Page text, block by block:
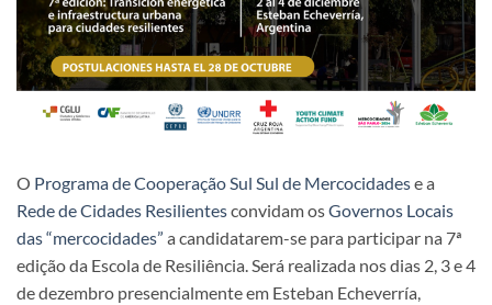
O Programa de Cooperação Sul Sul de Mercocidadese a
Rede de Cidades Resilientesconvidam osGovernos Locais
das “mercocidades” a candidatarem-se para participar na 7ª
edição da Escola de Resiliência. Será realizada nos dias 2, 3 e 4
de dezembro presencialmente em Esteban Echeverría,